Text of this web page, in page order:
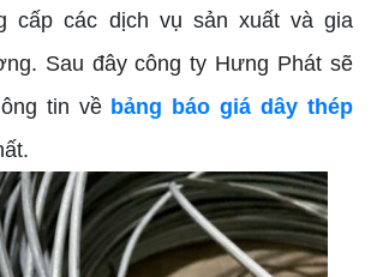
cấp các dịch vụ sản xuất và gia
Sau đây công ty Hưng Phát sẽ
tin về bảng báo giá dây thép